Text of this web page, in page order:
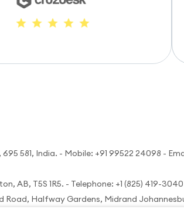
581, India. - Mobile: +91 99522 24098 -
AB, T5S 1R5. - Telephone: +1 (825) 419-3040
Road, Halfway Gardens, Midrand